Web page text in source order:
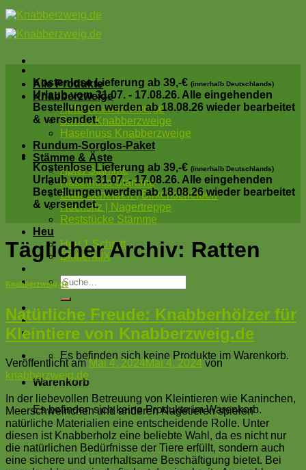
Skip
to
content
Alle Produkte
Knabberzweige
Apfel Knabberzweige
Birnen Knabberzweige
Haselnuss Knabberzweige
Rundum-Sorglos-Paket
Stämme & Äste
Apfel Stämme
Haselnuss Stämme
Baumscheiben | Birkenscheiben
Hochsitz | Nagertreppe
Reststücke Stämme
Heu
Heu 1.Schnitt
BlätterMIX
Suche
nach:
Es befinden sich keine Produkte im Warenkorb.
Warenkorb
Es befinden sich keine Produkte im Warenkorb.
Kostenlose Lieferung ab 39,-€ (innerhalb Deutschlands)
Urlaub vom 31.07. - 17.08.26. Alle eingehenden
Bestellungen werden ab 18.08.26 wieder bearbeitet
& versendet.
Kostenlose Lieferung ab 39,-€ (innerhalb Deutschlands)
Urlaub vom 31.07. - 17.08.26. Alle eingehenden
Bestellungen werden ab 18.08.26 wieder bearbeitet
& versendet.
Täglicher Archiv: Ratten
Knabberzweig.de
Natürliche Freude: Knabberhölzer für
Kleintiere von Knabberzweig.de
Veröffentlicht amMai 4, 2024Mai 4, 2024von
knabberzweig.de
In der liebevollen Betreuung von Kleintieren wie Kaninchen,
Meerschweinchen und anderen Nagetieren spielen
natürliche Materialien eine entscheidende Rolle. Unter
diesen ist Knabberholz eine beliebte Wahl, da es nicht nur
die natürlichen Bedürfnisse der Tiere erfüllt, sondern auch
eine sichere und unterhaltsame Beschäftigung bietet. Bei